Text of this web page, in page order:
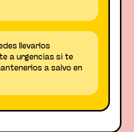
llevarlos
a urgencias si te
a salvo en